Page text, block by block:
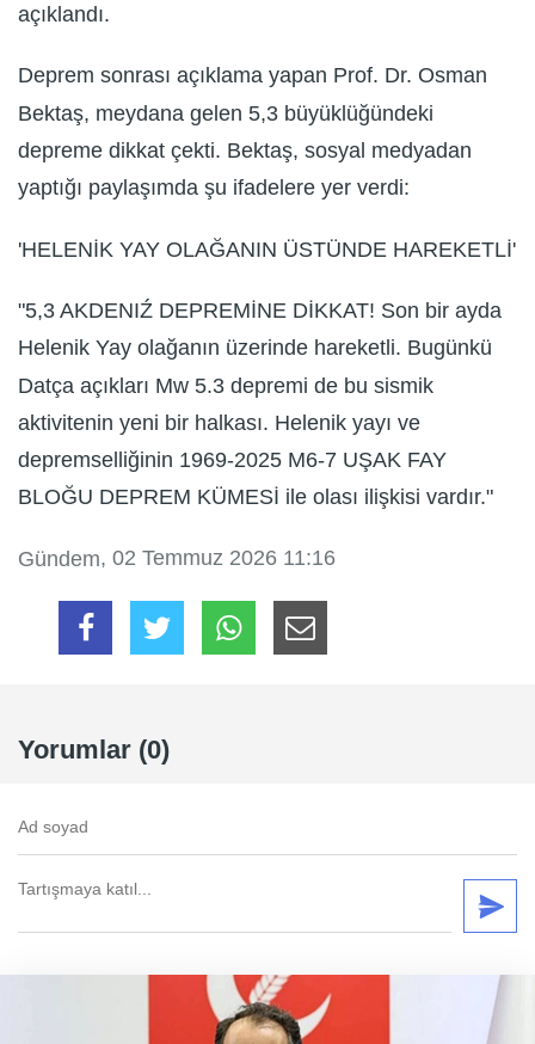
açıklandı.
Deprem sonrası açıklama yapan Prof. Dr. Osman
Bektaş, meydana gelen 5,3 büyüklüğündeki
depreme dikkat çekti. Bektaş, sosyal medyadan
yaptığı paylaşımda şu ifadelere yer verdi:
'HELENİK YAY OLAĞANIN ÜSTÜNDE HAREKETLİ'
"5,3 AKDENIŹ DEPREMİNE DİKKAT! Son bir ayda
Helenik Yay olağanın üzerinde hareketli. Bugünkü
Datça açıkları Mw 5.3 depremi de bu sismik
aktivitenin yeni bir halkası. Helenik yayı ve
depremselliğinin 1969-2025 M6-7 UŞAK FAY
BLOĞU DEPREM KÜMESİ ile olası ilişkisi vardır."
Gündem, 02 Temmuz 2026 11:16
Yorumlar (0)